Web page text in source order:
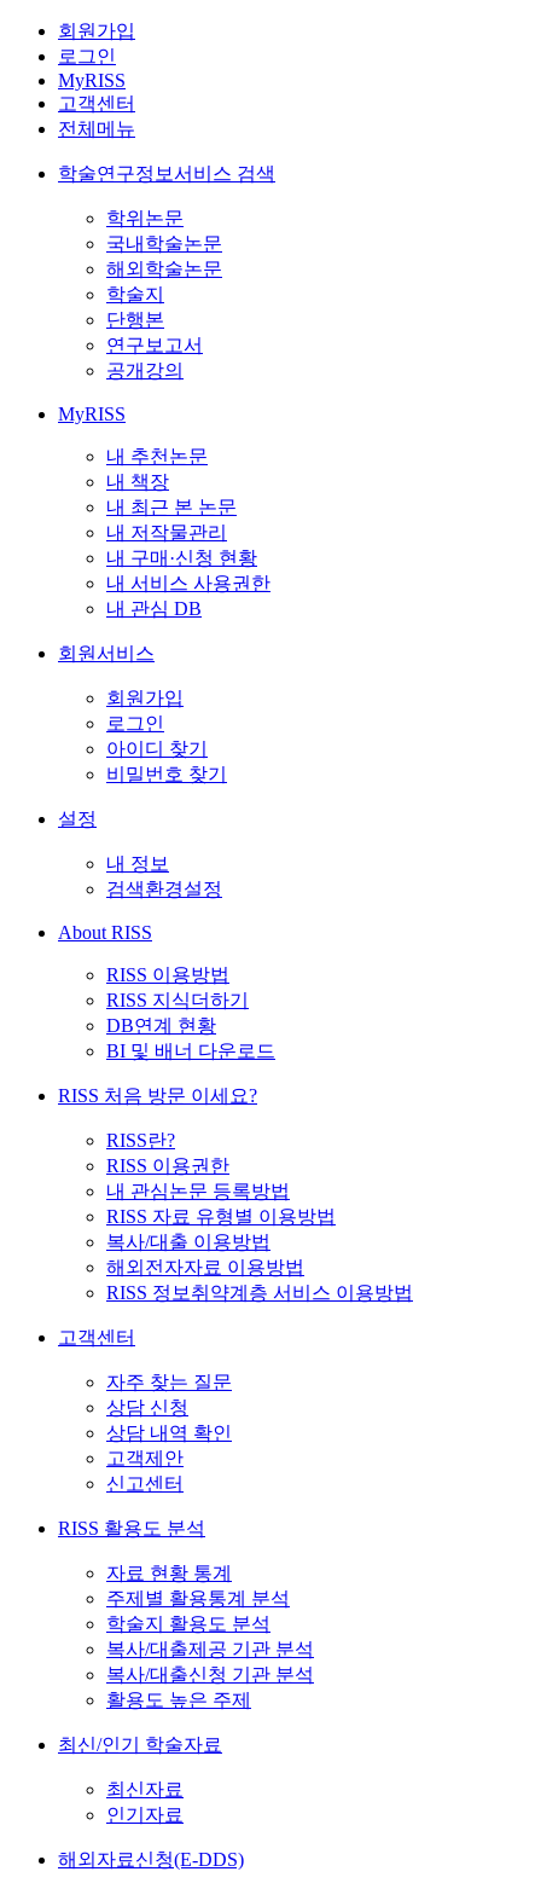
회원가입
로그인
MyRISS
고객센터
전체메뉴
학술연구정보서비스 검색
학위논문
국내학술논문
해외학술논문
학술지
단행본
연구보고서
공개강의
MyRISS
내 추천논문
내 책장
내 최근 본 논문
내 저작물관리
내 구매·신청 현황
내 서비스 사용권한
내 관심 DB
회원서비스
회원가입
로그인
아이디 찾기
비밀번호 찾기
설정
내 정보
검색환경설정
About RISS
RISS 이용방법
RISS 지식더하기
DB연계 현황
BI 및 배너 다운로드
RISS 처음 방문 이세요?
RISS란?
RISS 이용권한
내 관심논문 등록방법
RISS 자료 유형별 이용방법
복사/대출 이용방법
해외전자자료 이용방법
RISS 정보취약계층 서비스 이용방법
고객센터
자주 찾는 질문
상담 신청
상담 내역 확인
고객제안
신고센터
RISS 활용도 분석
자료 현황 통계
주제별 활용통계 분석
학술지 활용도 분석
복사/대출제공 기관 분석
복사/대출신청 기관 분석
활용도 높은 주제
최신/인기 학술자료
최신자료
인기자료
해외자료신청(E-DDS)